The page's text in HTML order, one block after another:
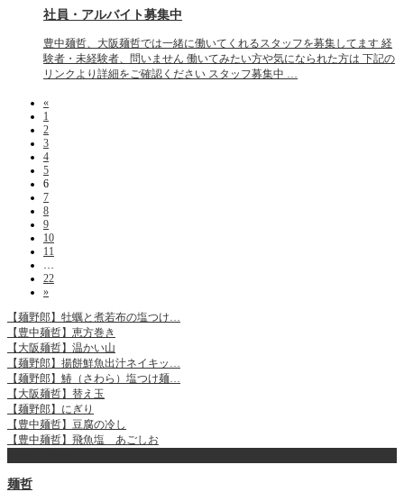
社員・アルバイト募集中
豊中麺哲、大阪麺哲では一緒に働いてくれるスタッフを募集してます 経
験者・未経験者、問いません 働いてみたい方や気になられた方は 下記の
リンクより詳細をご確認ください スタッフ募集中 …
«
1
2
3
4
5
6
7
8
9
10
11
…
22
»
【麺野郎】牡蠣と煮若布の塩つけ…
【豊中麺哲】恵方巻き
【大阪麺哲】温かい山
【麺野郎】揚餅鮮魚出汁ネイキッ…
【麺野郎】鰆（さわら）塩つけ麺…
【大阪麺哲】替え玉
【麺野郎】にぎり
【豊中麺哲】豆腐の冷し
【豊中麺哲】飛魚塩 あごしお
麺哲